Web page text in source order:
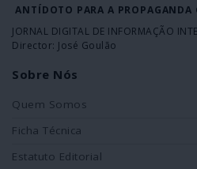
ANTÍDOTO PARA A PROPAGANDA
JORNAL DIGITAL DE INFORMAÇÃO
Director: José Goulão
Sobre Nós
Quem Somos
Ficha Técnica
Estatuto Editorial